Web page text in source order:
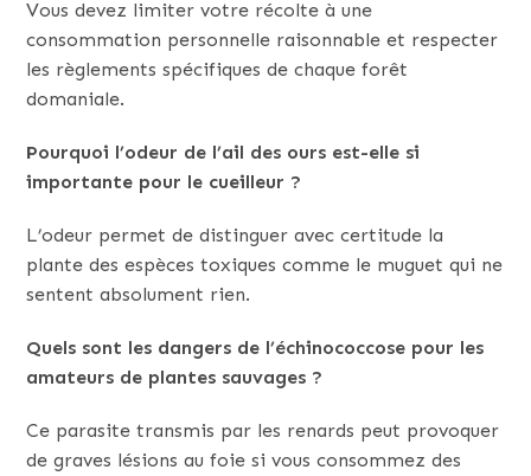
Vous devez limiter votre récolte à une
consommation personnelle raisonnable et respecter
les règlements spécifiques de chaque forêt
domaniale.
Pourquoi l’odeur de l’ail des ours est-elle si
importante pour le cueilleur ?
L’odeur permet de distinguer avec certitude la
plante des espèces toxiques comme le muguet qui ne
sentent absolument rien.
Quels sont les dangers de l’échinococcose pour les
amateurs de plantes sauvages ?
Ce parasite transmis par les renards peut provoquer
de graves lésions au foie si vous consommez des